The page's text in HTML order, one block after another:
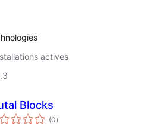
actives
Blocks
(0notes
en
)